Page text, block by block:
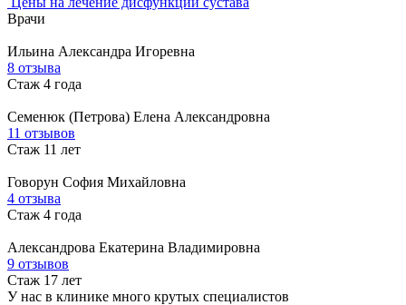
Врачи
Ильина Александра Игоревна
8 отзыва
Стаж 4 года
Семенюк (Петрова) Елена Александровна
11 отзывов
Стаж 11 лет
Говорун София Михайловна
4 отзыва
Стаж 4 года
Александрова Екатерина Владимировна
9 отзывов
Стаж 17 лет
У нас в клинике много крутых специалистов